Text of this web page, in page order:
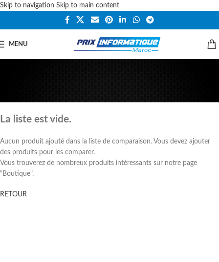
Skip to navigation Skip to main content
MENU
La liste est vide.
Aucun produit ajouté dans la liste de comparaison. Vous devez ajouter
des produits pour les comparer.
Vous trouverez de nombreux produits intéressants sur notre page
"Boutique".
RETOUR